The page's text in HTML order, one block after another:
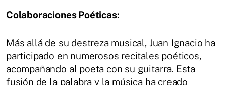
Colaboraciones Poéticas:
Más allá de su destreza musical, Juan Ignacio ha
participado en numerosos recitales poéticos,
acompañando al poeta con su guitarra. Esta
fusión de la palabra y la música ha creado